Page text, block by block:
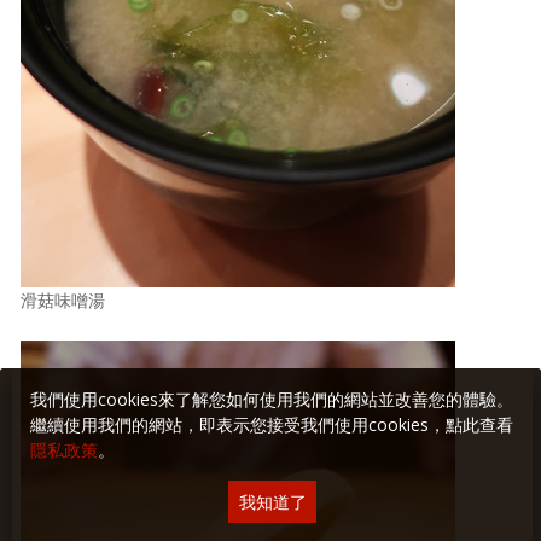
滑菇味噌湯
我們使用cookies來了解您如何使用我們的網站並改善您的體驗。
繼續使用我們的網站，即表示您接受我們使用cookies，點此查看
隱私政策。
我知道了